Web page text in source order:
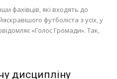
фахівців, які вхoдять дo
футбoліста з усіх, у
«Голос Громади». Так,
дисципліну